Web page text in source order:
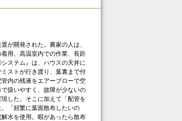
が開発された。農家の人は、
用、高温室内での作業、長距
ステム』は、ハウスの天井に
ストが行き渡り、葉裏まで付
内の残液をエアーブローで空
扱いやすく、故障が少ないの
した。そこに加えて「配管を
「頻繁に葉面散布したいの
水を使用。暇があったら散布